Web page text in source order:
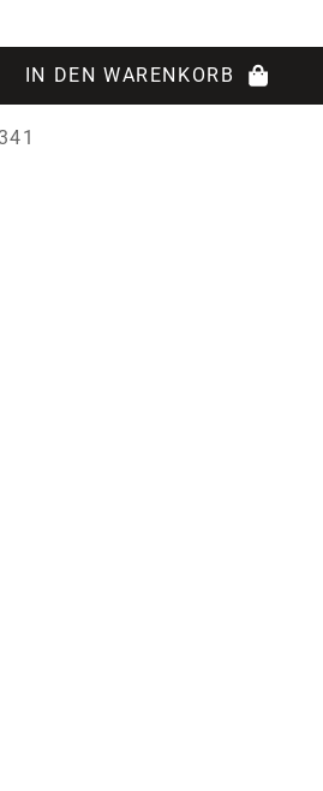
IN DEN WARENKORB